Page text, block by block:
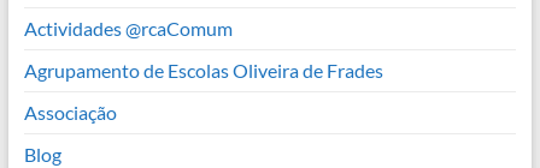
Actividades @rcaComum
Agrupamento de Escolas Oliveira de Frades
Associação
Blog